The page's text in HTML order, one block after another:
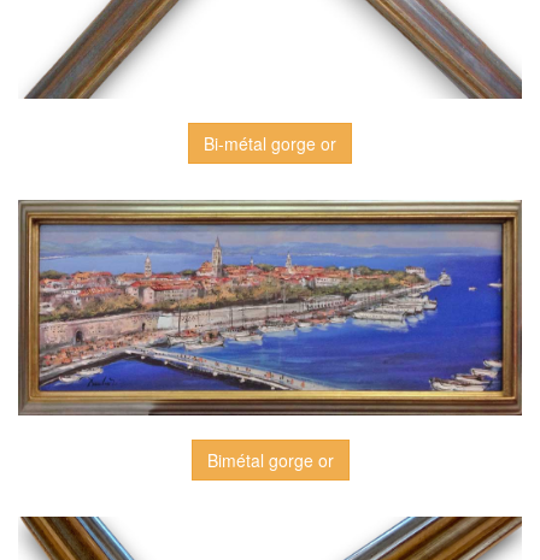
Bi-métal gorge or
Bimétal gorge or